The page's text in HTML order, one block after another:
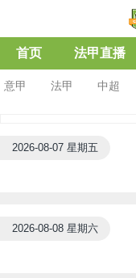
首页 法甲直播
意甲 法甲 中超
2026-08-07 星期五
2026-08-08 星期六